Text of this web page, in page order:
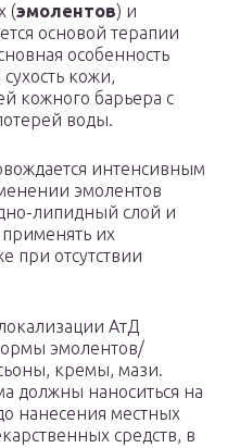
(эмолентов) и
основой терапии
особенность
кожи,
кожного барьера с
воды.
интенсивным
эмолентов
липидный слой и
их
при отсутствии
АтД
эмолентов/
кремы, мази.
должны наноситься на
нанесения местных
средств, в